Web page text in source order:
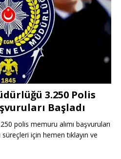
3.250 Polis
Başladı
polis memuru alımı başvuruları
için hemen tıklayın ve